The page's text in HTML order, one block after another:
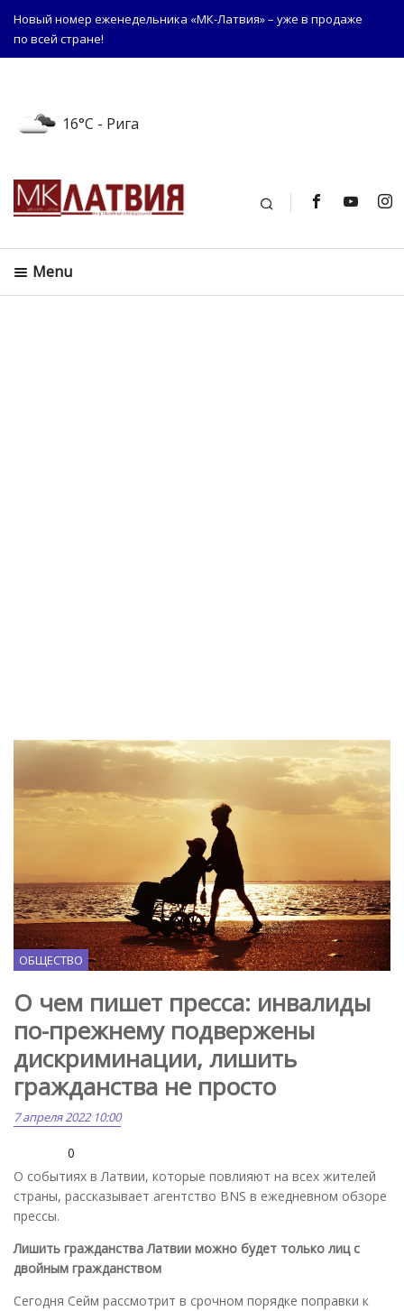
Новый номер еженедельника «МК-Латвия» – уже в продаже
по всей стране!
16°C - Рига
Поиск
Menu
ОБЩЕСТВО
О чем пишет пресса: инвалиды
по-прежнему подвержены
дискриминации, лишить
гражданства не просто
7 апреля 2022 10:00
0
О событиях в Латвии, которые повлияют на всех жителей
страны, рассказывает агентство BNS в ежедневном обзоре
прессы.
Лишить гражданства Латвии можно будет только лиц с
двойным гражданством
Сегодня Сейм рассмотрит в срочном порядке поправки к